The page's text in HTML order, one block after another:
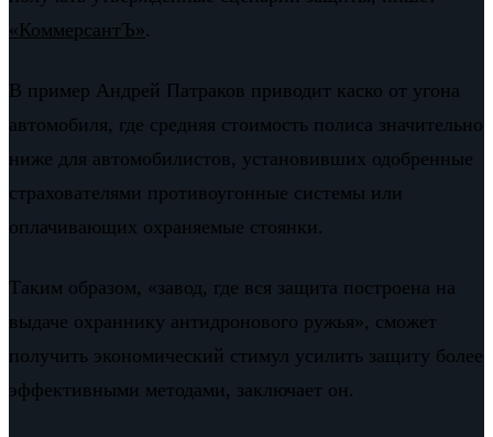
«КоммерсантЪ».
В пример Андрей Патраков приводит каско от угона
автомобиля, где средняя стоимость полиса значительно
ниже для автомобилистов, установивших одобренные
страхователями противоугонные системы или
оплачивающих охраняемые стоянки.
Таким образом, «завод, где вся защита построена на
выдаче охраннику антидронового ружья», сможет
получить экономический стимул усилить защиту более
эффективными методами, заключает он.